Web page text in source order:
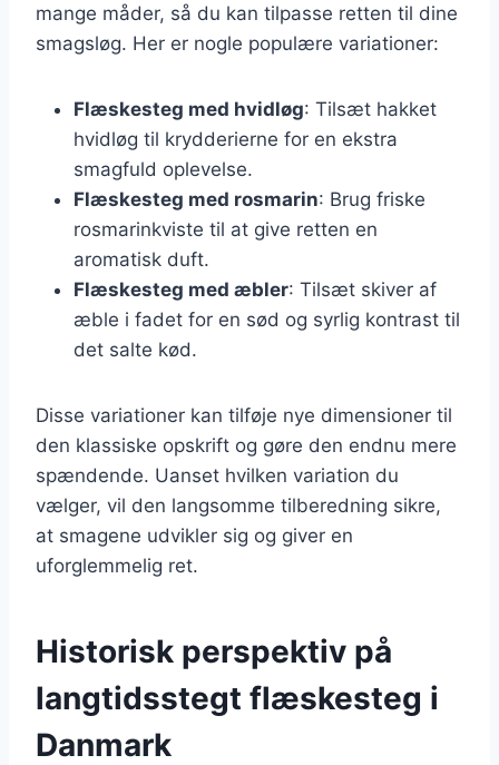
mange måder, så du kan tilpasse retten til dine
smagsløg. Her er nogle populære variationer:
Flæskesteg med hvidløg: Tilsæt hakket
hvidløg til krydderierne for en ekstra
smagfuld oplevelse.
Flæskesteg med rosmarin: Brug friske
rosmarinkviste til at give retten en
aromatisk duft.
Flæskesteg med æbler: Tilsæt skiver af
æble i fadet for en sød og syrlig kontrast til
det salte kød.
Disse variationer kan tilføje nye dimensioner til
den klassiske opskrift og gøre den endnu mere
spændende. Uanset hvilken variation du
vælger, vil den langsomme tilberedning sikre,
at smagene udvikler sig og giver en
uforglemmelig ret.
Historisk perspektiv på
langtidsstegt flæskesteg i
Danmark